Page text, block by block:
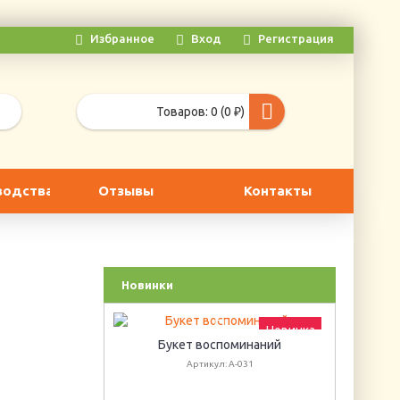
Избранное Вход Регистрация
Товаров: 0 (0 ₽)
Отзывы Контакты
Новинки
Новинка
Букет воспоминаний
Артикул: А-031